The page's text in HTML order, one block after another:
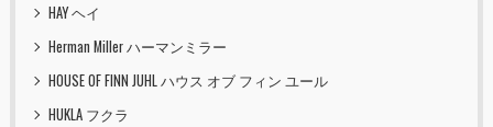
HAY ヘイ
Herman Miller ハーマンミラー
HOUSE OF FINN JUHL ハウス オブ フィン ユール
HUKLA フクラ